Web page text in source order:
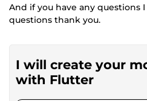
And if you have any questions
questions thank you.
I will create your
with Flutter